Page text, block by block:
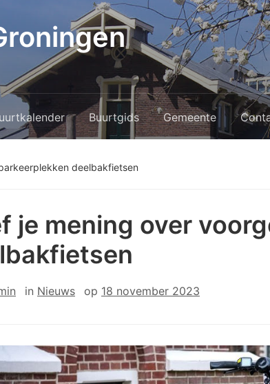
Buurtgids Gemeente
deelbakfietsen
je mening over
in Nieuws op 18 november 2023